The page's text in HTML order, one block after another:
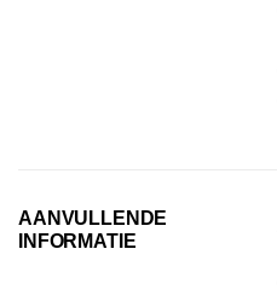
AANVULLENDE
INFORMATIE